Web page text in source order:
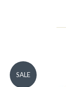
SALE